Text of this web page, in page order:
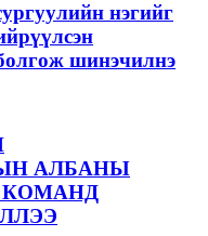
нэгийг
шинэчилнэ
АЛБАНЫ
КОМАНД